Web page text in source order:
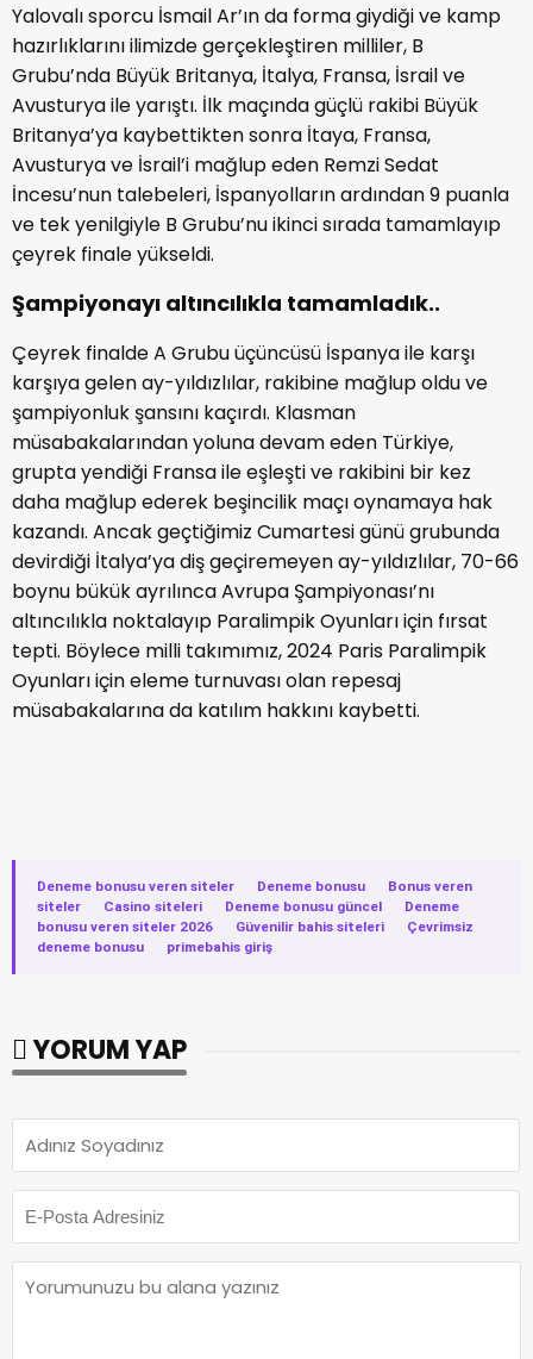
Yalovalı sporcu İsmail Ar’ın da forma giydiği ve kamp
hazırlıklarını ilimizde gerçekleştiren milliler, B
Grubu’nda Büyük Britanya, İtalya, Fransa, İsrail ve
Avusturya ile yarıştı. İlk maçında güçlü rakibi Büyük
Britanya’ya kaybettikten sonra İtaya, Fransa,
Avusturya ve İsrail’i mağlup eden Remzi Sedat
İncesu’nun talebeleri, İspanyolların ardından 9 puanla
ve tek yenilgiyle B Grubu’nu ikinci sırada tamamlayıp
çeyrek finale yükseldi.
Şampiyonayı altıncılıkla tamamladık..
Çeyrek finalde A Grubu üçüncüsü İspanya ile karşı
karşıya gelen ay-yıldızlılar, rakibine mağlup oldu ve
şampiyonluk şansını kaçırdı. Klasman
müsabakalarından yoluna devam eden Türkiye,
grupta yendiği Fransa ile eşleşti ve rakibini bir kez
daha mağlup ederek beşincilik maçı oynamaya hak
kazandı. Ancak geçtiğimiz Cumartesi günü grubunda
devirdiği İtalya’ya diş geçiremeyen ay-yıldızlılar, 70-66
boynu bükük ayrılınca Avrupa Şampiyonası’nı
altıncılıkla noktalayıp Paralimpik Oyunları için fırsat
tepti. Böylece milli takımımız, 2024 Paris Paralimpik
Oyunları için eleme turnuvası olan repesaj
müsabakalarına da katılım hakkını kaybetti.
Deneme bonusu veren siteler · Deneme bonusu ·
Bonus veren
siteler
· Casino siteleri · Deneme bonusu güncel ·
Deneme
bonusu veren siteler 2026
· Güvenilir bahis siteleri ·
Çevrimsiz
deneme bonusu
· primebahis giriş
YORUM YAP